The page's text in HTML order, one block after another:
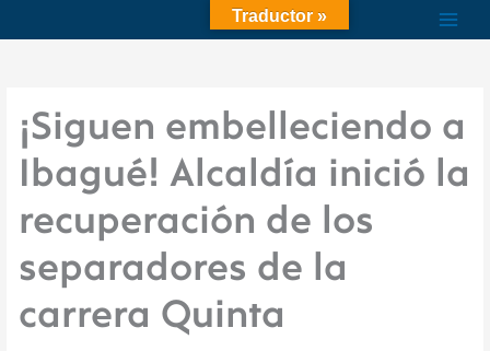
¡Siguen embelleciendo a
Ibagué! Alcaldía inició la
recuperación de los
separadores de la
carrera Quinta
Traductor »